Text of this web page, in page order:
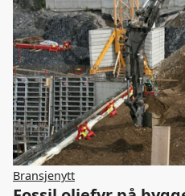
Bransjenytt